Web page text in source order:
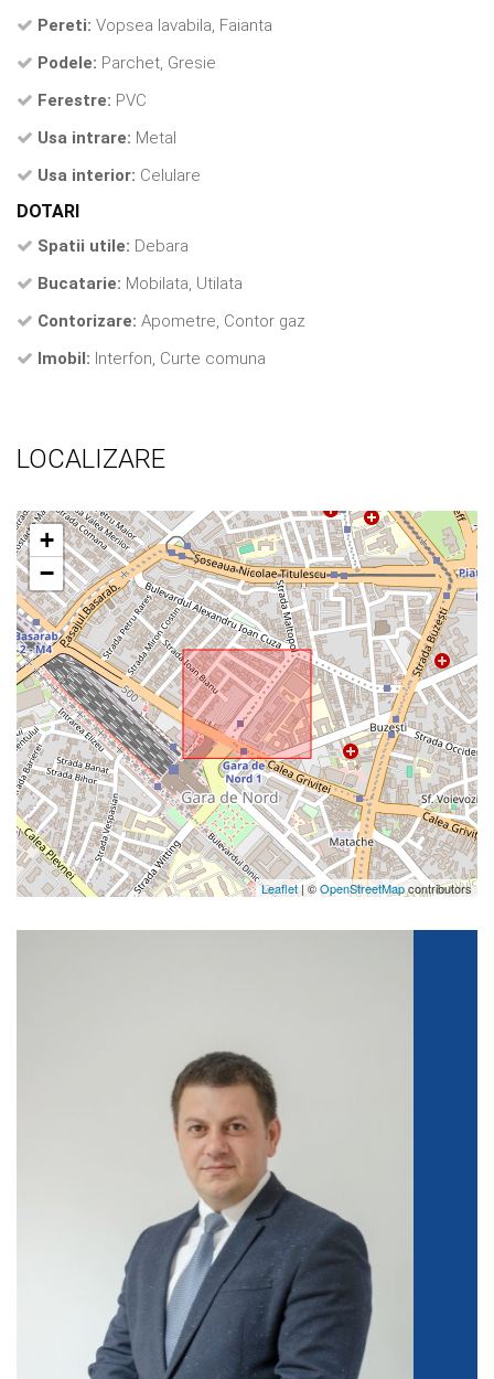
Pereti: Vopsea lavabila, Faianta
Podele: Parchet, Gresie
Ferestre: PVC
Usa intrare: Metal
Usa interior: Celulare
DOTARI
Spatii utile: Debara
Bucatarie: Mobilata, Utilata
Contorizare: Apometre, Contor gaz
Imobil: Interfon, Curte comuna
LOCALIZARE
+
−
Leaflet| ©OpenStreetMapcontributors